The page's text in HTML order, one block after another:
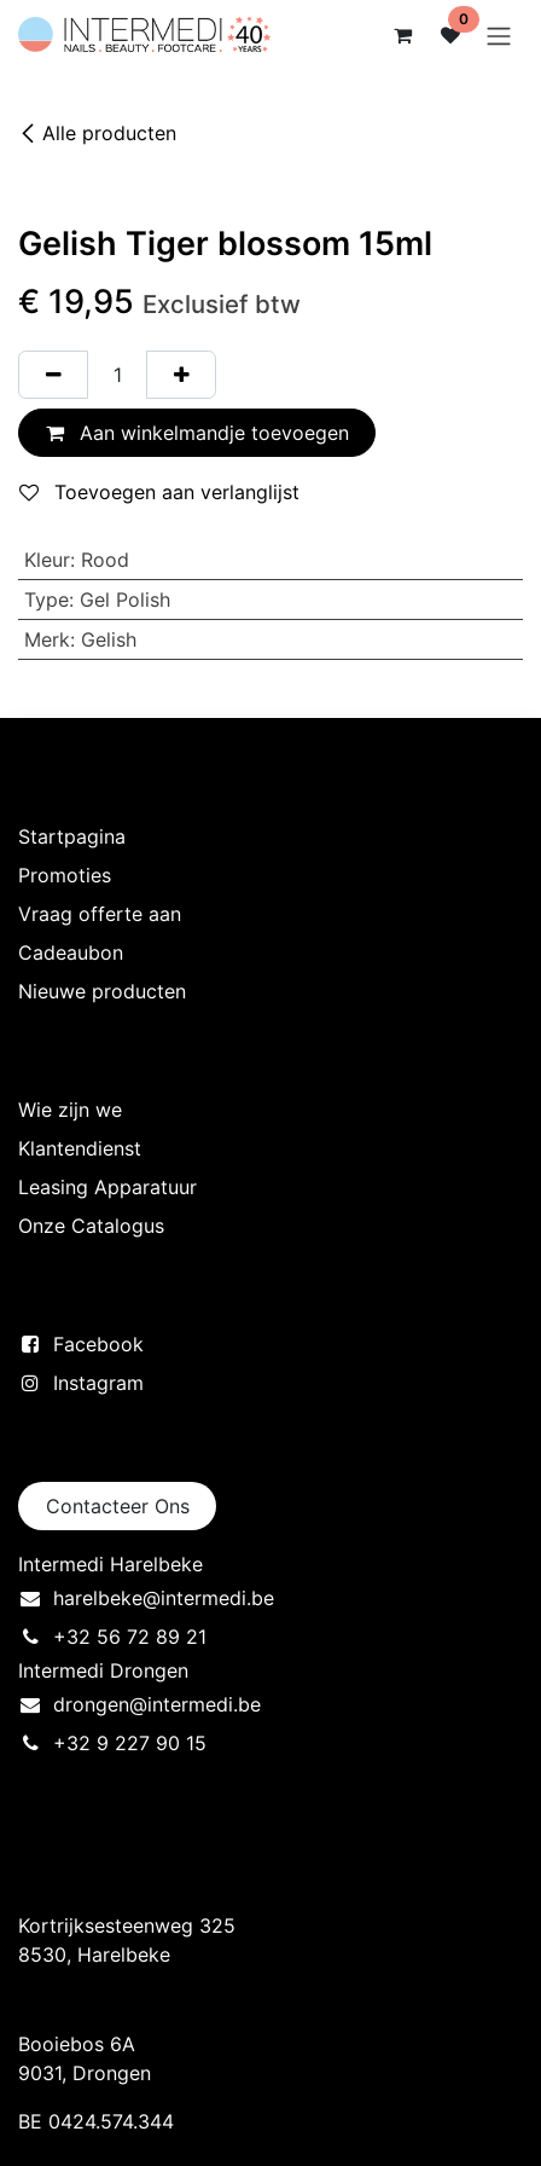
Overslaan naar inhoud 0
Alle producten
Gelish Tiger blossom 15ml
€ 19,95 Exclusief btw
Aan winkelmandje toevoegen
Toevoegen aan verlanglijst
Kleur: Rood
Type: Gel Polish
Merk: Gelish
Startpagina
Promoties
Vraag offerte aan
Cadeaubon
Nieuwe producten
Wie zijn we
Klantendienst
Leasing Apparatuur
Onze Catalogus
Facebook
Instagram
Contacteer Ons
Intermedi Harelbeke
harelbeke@intermedi.be
+32 56 72 89 21
Intermedi Drongen
drongen@intermedi.be
+32 9 227 90 15
Kortrijksesteenweg 325
8530, Harelbeke
Booiebos 6A
9031, Drongen
BE 0424.574.344